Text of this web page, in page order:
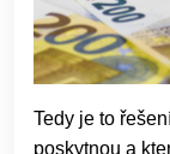
Tedy je to
poskytnou a